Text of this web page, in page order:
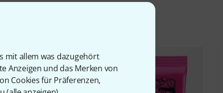
mit allem was dazugehört
Anzeigen und das Merken von
Cookies für Präferenzen,